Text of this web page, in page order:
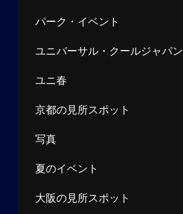
パーク・イベント
ユニバーサル・クールジャパン
ユニ春
京都の見所スポット
写真
夏のイベント
大阪の見所スポット